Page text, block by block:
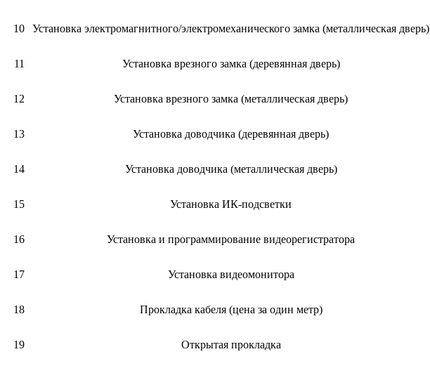
10 Установка электромагнитного/электромеханического замка (металлическая дверь)
11 Установка врезного замка (деревянная дверь)
12 Установка врезного замка (металлическая дверь)
13 Установка доводчика (деревянная дверь)
14 Установка доводчика (металлическая дверь)
15 Установка ИК-подсветки
16 Установка и программирование видеорегистратора
17 Установка видеомонитора
18 Прокладка кабеля (цена за один метр)
19 Открытая прокладка